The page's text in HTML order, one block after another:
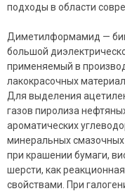
подходы в области
Диметилформамид —
большой
применяемый в
лакокрасочных
Для выделения
газов пиролиза
ароматических
минеральных смазочных
при крашении бумаги,
шерсти, как
свойствами. При